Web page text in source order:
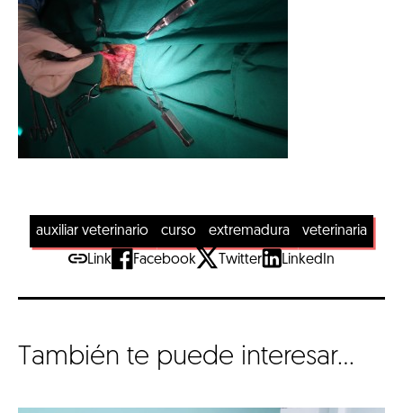
auxiliar veterinario curso extremadura
veterinaria
Link
Facebook Twitter LinkedIn
También te puede interesar...